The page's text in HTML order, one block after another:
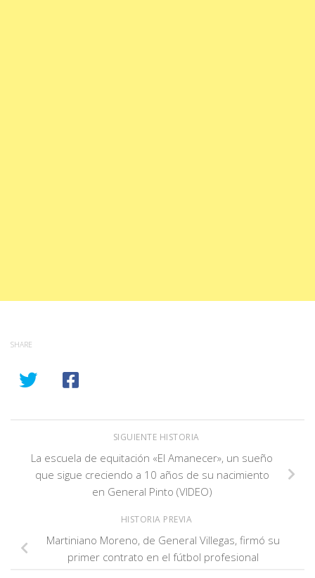
SHARE
SIGUIENTE HISTORIA
La escuela de equitación «El Amanecer», un sueño
que sigue creciendo a 10 años de su nacimiento
en General Pinto (VIDEO)
HISTORIA PREVIA
Martiniano Moreno, de General Villegas, firmó su
primer contrato en el fútbol profesional